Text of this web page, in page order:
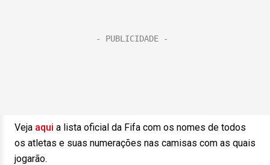
Veja aqui a lista oficial da Fifa com os nomes de todos
os atletas e suas numerações nas camisas com as quais
jogarão.